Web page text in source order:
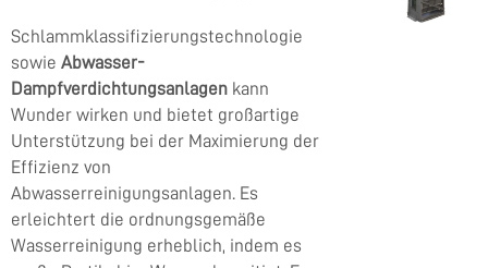
Schlammklassifizierungstechnologie
sowie Abwasser-
Dampfverdichtungsanlagen kann
Wunder wirken und bietet großartige
Unterstützung bei der Maximierung der
Effizienz von
Abwasserreinigungsanlagen. Es
erleichtert die ordnungsgemäße
Wasserreinigung erheblich, indem es